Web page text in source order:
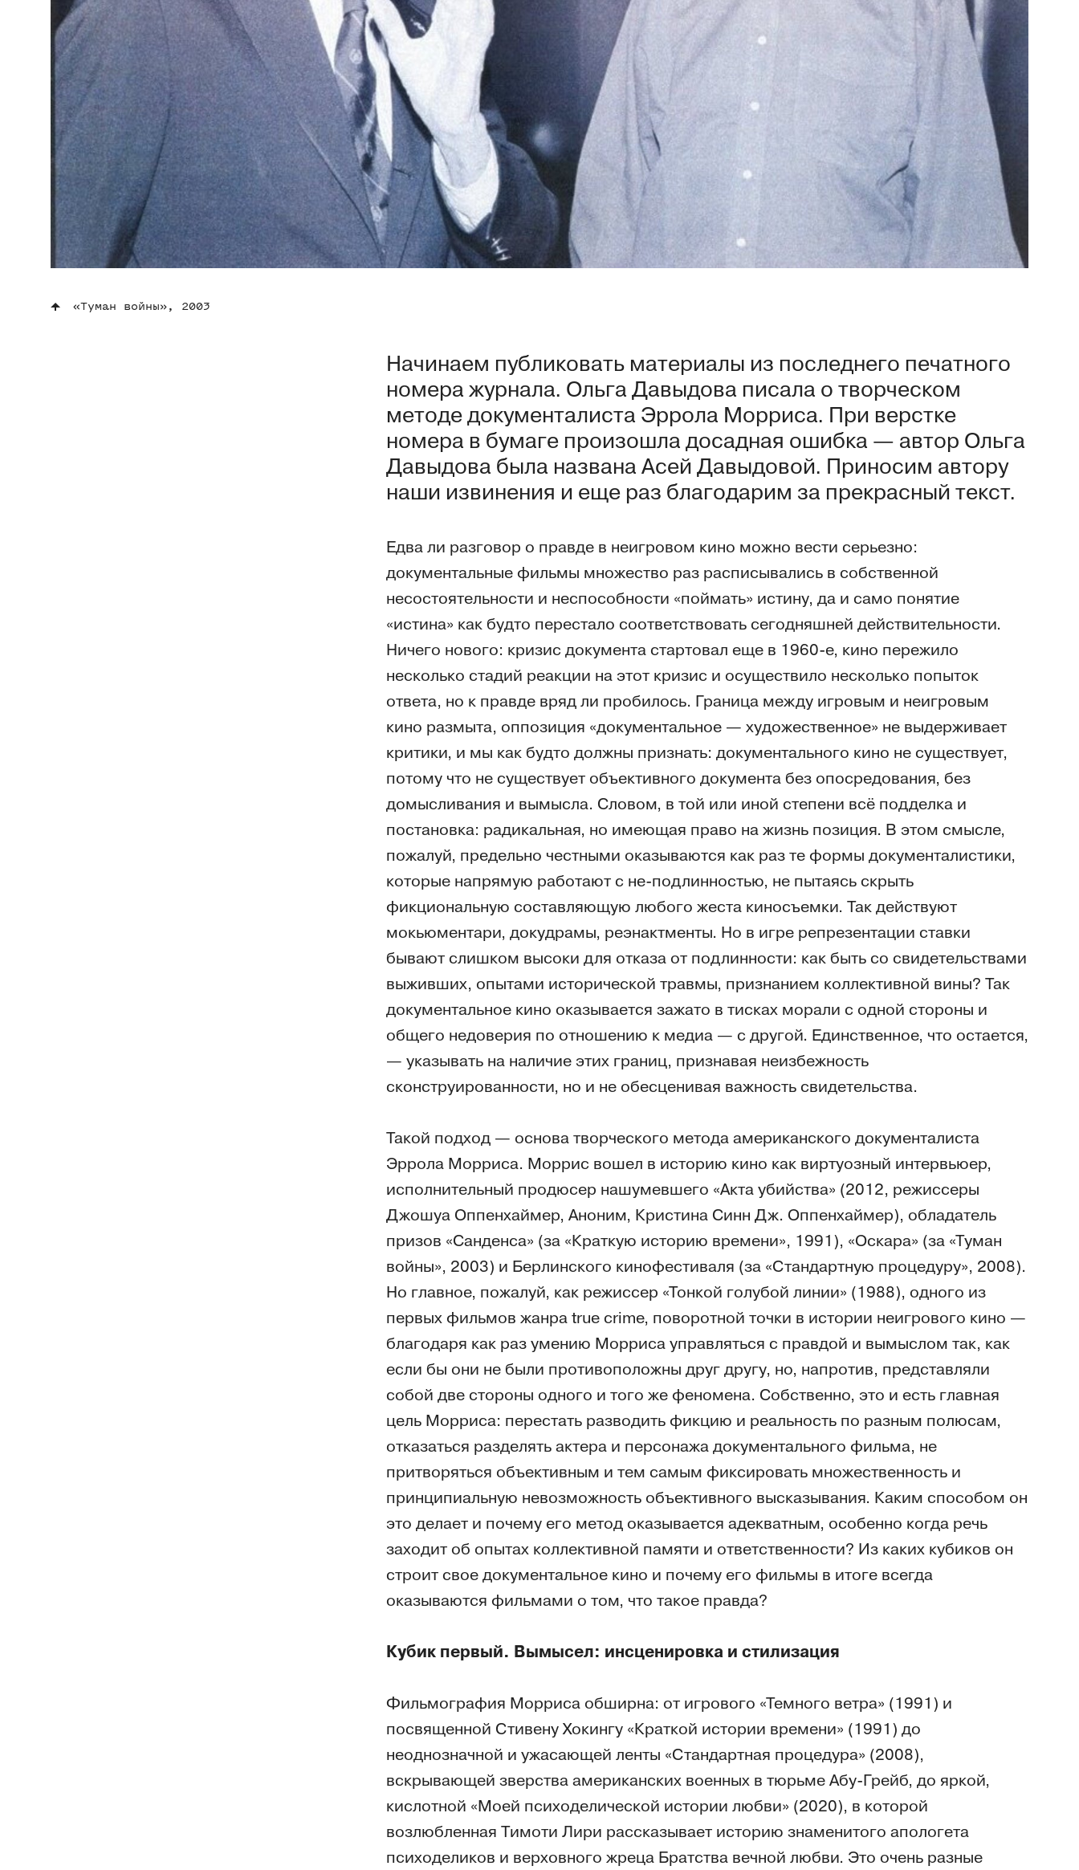
«Туман войны», 2003
Начинаем публиковать материалы из последнего печатного
номера журнала. Ольга Давыдова писала о творческом
методе документалиста Эррола Морриса. При верстке
номера в бумаге произошла досадная ошибка — автор Ольга
Давыдова была названа Асей Давыдовой. Приносим автору
наши извинения и еще раз благодарим за прекрасный текст.
Едва ли разговор о правде в неигровом кино можно вести серьезно:
документальные фильмы множество раз расписывались в собственной
несостоятельности и неспособности «поймать» истину, да и само понятие
«истина» как будто перестало соответствовать сегодняшней действительности.
Ничего нового: кризис документа стартовал еще в 1960-е, кино пережило
несколько стадий реакции на этот кризис и осуществило несколько попыток
ответа, но к правде вряд ли пробилось. Граница между игровым и неигровым
кино размыта, оппозиция «документальное — художественное» не выдерживает
критики, и мы как будто должны признать: документального кино не существует,
потому что не существует объективного документа без опосредования, без
домысливания и вымысла. Словом, в той или иной степени всё подделка и
постановка: радикальная, но имеющая право на жизнь позиция. В этом смысле,
пожалуй, предельно честными оказываются как раз те формы документалистики,
которые напрямую работают с не-подлинностью, не пытаясь скрыть
фикциональную составляющую любого жеста киносъемки. Так действуют
мокьюментари, докудрамы, реэнактменты. Но в игре репрезентации ставки
бывают слишком высоки для отказа от подлинности: как быть со свидетельствами
выживших, опытами исторической травмы, признанием коллективной вины? Так
документальное кино оказывается зажато в тисках морали с одной стороны и
общего недоверия по отношению к медиа — с другой. Единственное, что остается,
— указывать на наличие этих границ, признавая неизбежность
сконструированности, но и не обесценивая важность свидетельства.
Такой подход — основа творческого метода американского документалиста
Эррола Морриса. Моррис вошел в историю кино как виртуозный интервьюер,
исполнительный продюсер нашумевшего «Акта убийства» (2012, режиссеры
Джошуа Оппенхаймер, Аноним, Кристина Синн Дж. Оппенхаймер), обладатель
призов «Санденса» (за «Краткую историю времени», 1991), «Оскара» (за «Туман
войны», 2003) и Берлинского кинофестиваля (за «Стандартную процедуру», 2008).
Но главное, пожалуй, как режиссер «Тонкой голубой линии» (1988), одного из
первых фильмов жанра true crime, поворотной точки в истории неигрового кино —
благодаря как раз умению Морриса управляться с правдой и вымыслом так, как
если бы они не были противоположны друг другу, но, напротив, представляли
собой две стороны одного и того же феномена. Собственно, это и есть главная
цель Морриса: перестать разводить фикцию и реальность по разным полюсам,
отказаться разделять актера и персонажа документального фильма, не
притворяться объективным и тем самым фиксировать множественность и
принципиальную невозможность объективного высказывания. Каким способом он
это делает и почему его метод оказывается адекватным, особенно когда речь
заходит об опытах коллективной памяти и ответственности? Из каких кубиков он
строит свое документальное кино и почему его фильмы в итоге всегда
оказываются фильмами о том, что такое правда?
Кубик первый. Вымысел: инсценировка и стилизация
Фильмография Морриса обширна: от игрового «Темного ветра» (1991) и
посвященной Стивену Хокингу «Краткой истории времени» (1991) до
неоднозначной и ужасающей ленты «Стандартная процедура» (2008),
вскрывающей зверства американских военных в тюрьме Абу-Грейб, до яркой,
кислотной «Моей психоделической истории любви» (2020), в которой
возлюбленная Тимоти Лири рассказывает историю знаменитого апологета
психоделиков и верховного жреца Братства вечной любви. Это очень разные